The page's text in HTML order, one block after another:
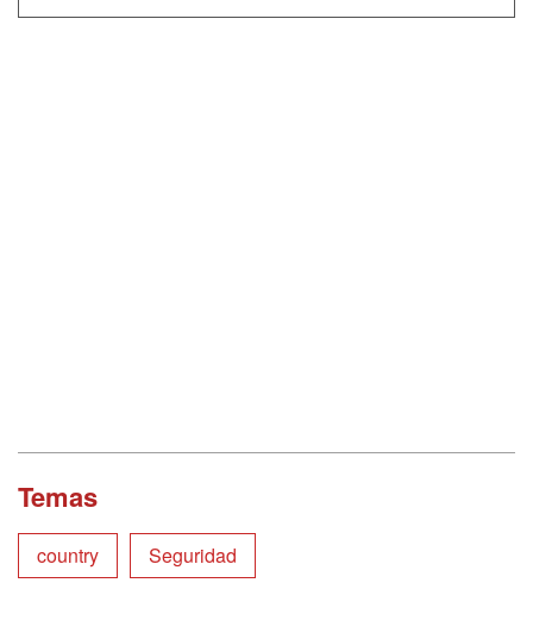
Temas
country Seguridad